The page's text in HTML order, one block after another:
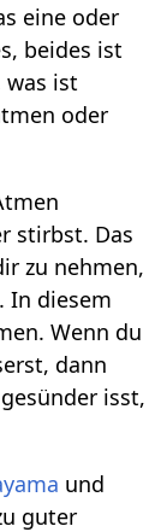
eine oder
beides ist
ist
oder
stirbst. Das
zu nehmen,
In diesem
Wenn du
dann
isst,
und
guter